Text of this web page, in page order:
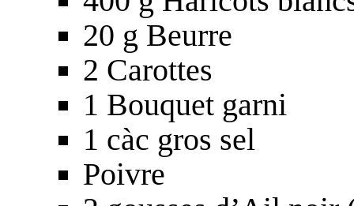
20 g Beurre
2 Carottes
1 Bouquet garni
1 càc gros sel
Poivre